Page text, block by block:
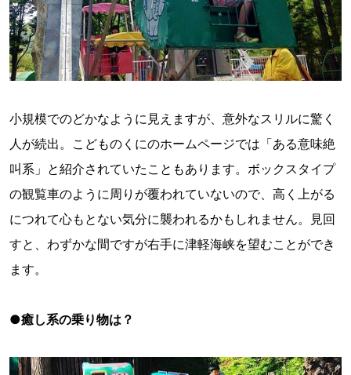
小規模でのどかなように見えますが、意外なスリルに驚く
人が続出。こどものくにのホームページでは「ある意味絶
叫系」と紹介されていたこともあります。ボックスタイプ
の観覧車のように周りが覆われていないので、高く上がる
につれて心もとない気分に襲われるかもしれません。見回
すと、わずかな間ですが右手に津軽海峡を望むことができ
ます。
●癒し系の乗り物は？